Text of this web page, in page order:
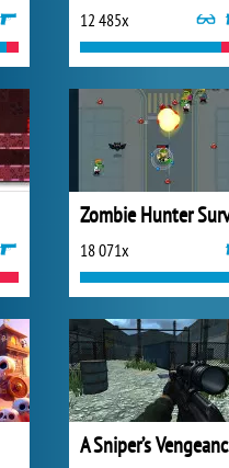
12 485x
18 071x
A